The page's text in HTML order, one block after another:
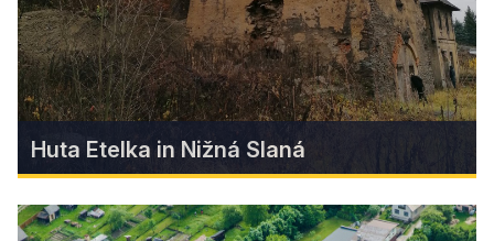
Find more
Huta Etelka in Nižná Slaná